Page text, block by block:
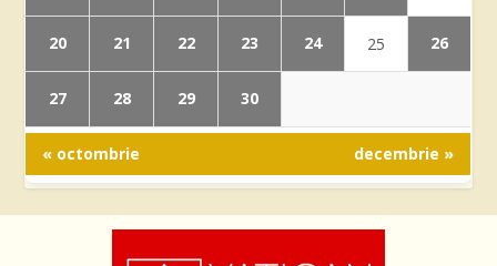
20 21 22 23 24 25 26
27 28 29 30
« octombrie decembrie »